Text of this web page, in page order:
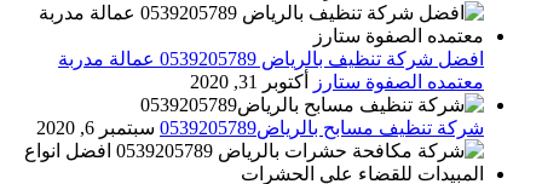
افضل شركة تنظيف بالرياض 0539205789 عمالة مدربة
معتمده الصفوة ستارز
أكتوبر 31, 2020
شركة تنظيف مسابح بالرياض0539205789 سبتمبر 6, 2020